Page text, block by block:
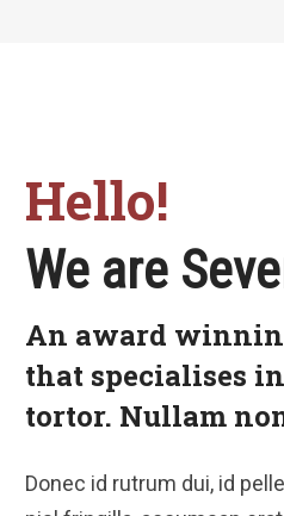
Hello!
We are
An award
that specialises
tortor. Nullam
Donec id rutrum dui, id